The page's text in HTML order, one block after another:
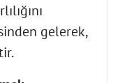
gelerek,